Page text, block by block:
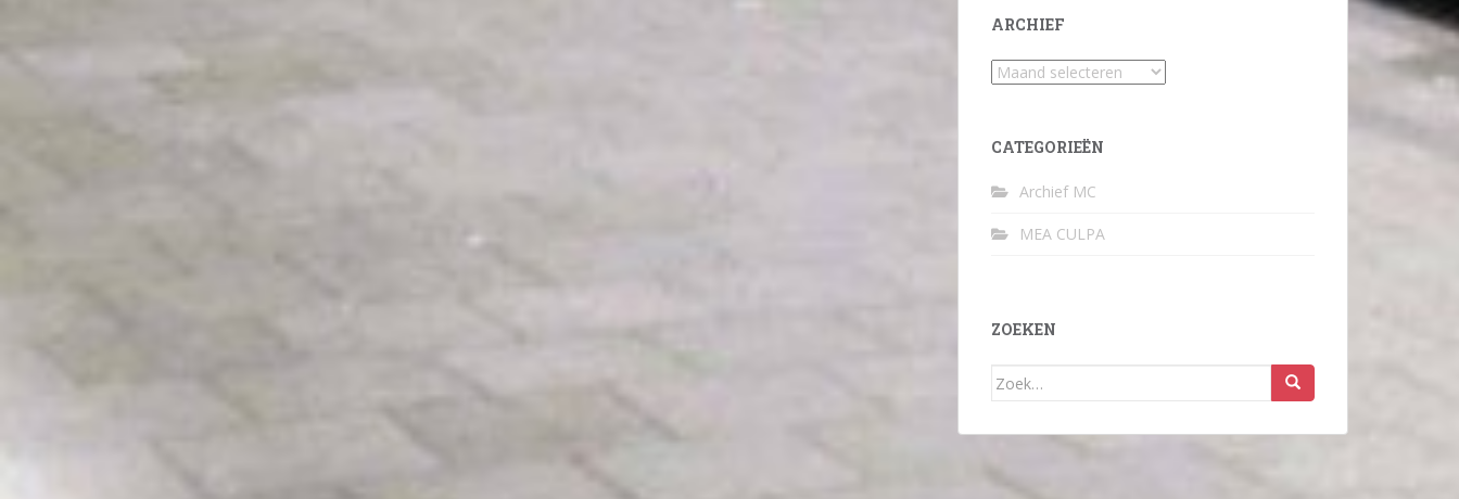
ARCHIEF
Archief
CATEGORIEËN
Archief MC
MEA CULPA
ZOEKEN
Zoek